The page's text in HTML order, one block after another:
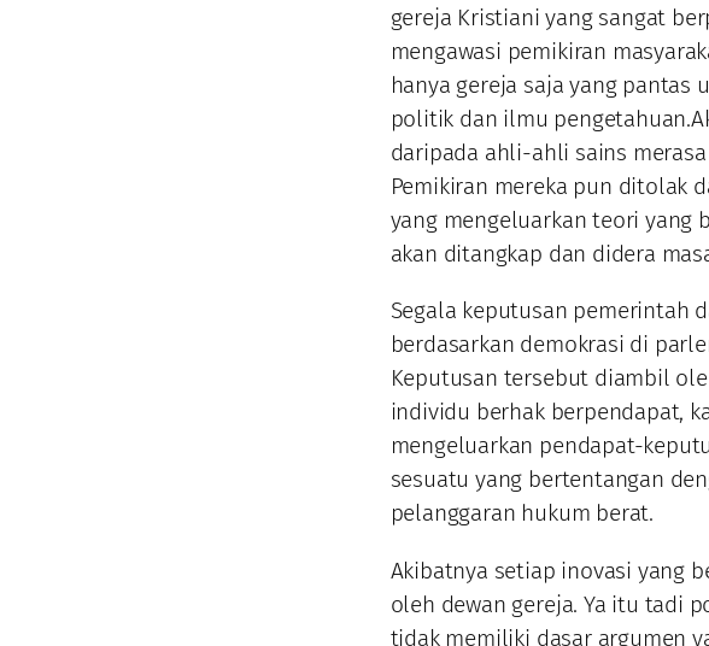
gereja Kristiani yang sangat
mengawasi pemikiran
hanya gereja saja yang pantas
politik dan ilmu
daripada ahli-ahli sains
Pemikiran mereka pun ditolak
yang mengeluarkan teori yang
akan ditangkap dan didera
Segala keputusan pemerintah
berdasarkan demokrasi di
Keputusan tersebut diambil
individu berhak berpendapat,
mengeluarkan pendapat-
sesuatu yang bertentangan
pelanggaran hukum berat.
Akibatnya setiap inovasi yang
oleh dewan gereja. Ya itu tadi
tidak memiliki dasar argumen